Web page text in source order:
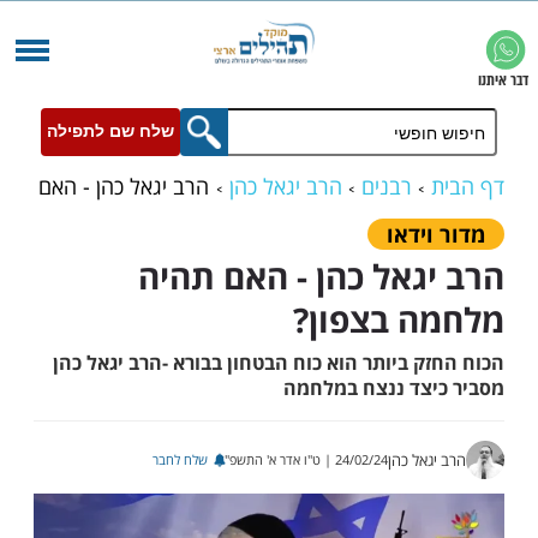
שלח שם לתפילה
רבנים הרב יגאל כהן
בצפון?
כהן - האם תהיה
בצפון?
ביותר הוא כוח הבטחון בבורא -הרב יגאל כהן
ננצח במלחמה